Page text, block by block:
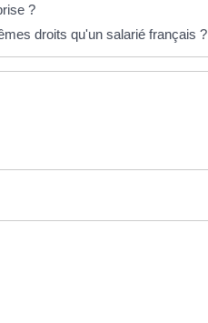
?
droits qu'un salarié français ?